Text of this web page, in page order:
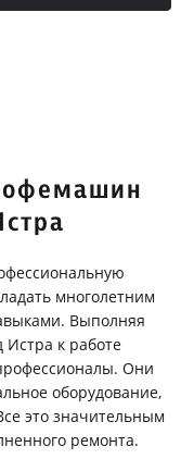
многолетним
Выполняя
к работе
Они
оборудование,
это значительным
ремонта.